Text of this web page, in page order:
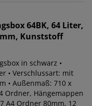
64BK, 64 Liter,
Kunststoff
in schwarz •
• Verschlussart: mit
• Außenmaß: 710 x
Ordner, Hängemappen
A4 Ordner 80mm, 12